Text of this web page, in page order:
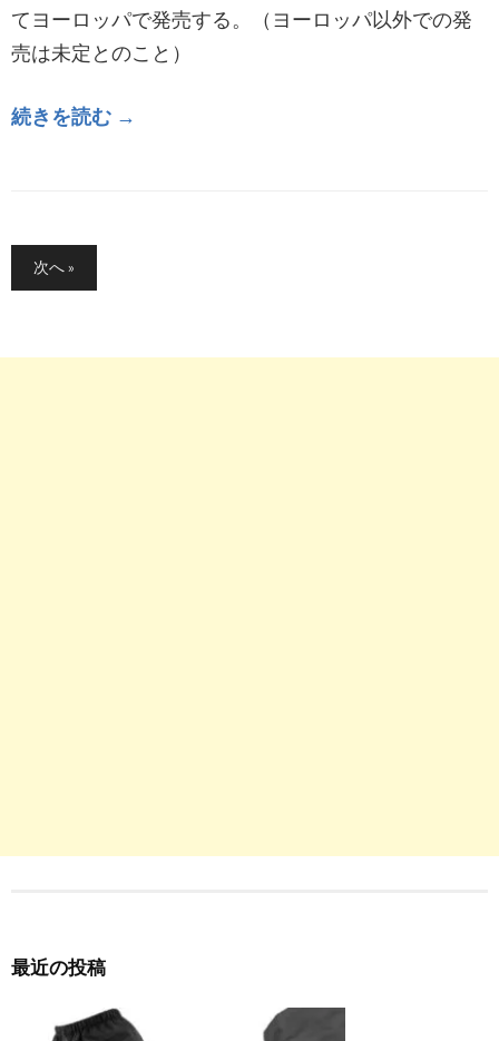
てヨーロッパで発売する。（ヨーロッパ以外での発
売は未定とのこと）
続きを読む →
稿
ペ
次へ »
最近の投稿